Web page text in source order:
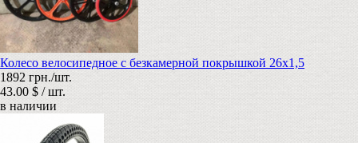
Колесо велосипедное с безкамерной покрышкой 26х1,5
1892 грн./шт.
43.00 $ / шт.
в наличии